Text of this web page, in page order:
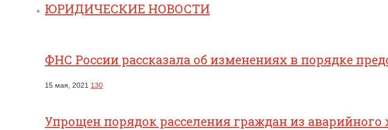
ЮРИДИЧЕСКИЕ НОВОСТИ
ФНС России рассказала об изменениях в порядке
15 мая, 2021 130
Упрощен порядок расселения граждан из